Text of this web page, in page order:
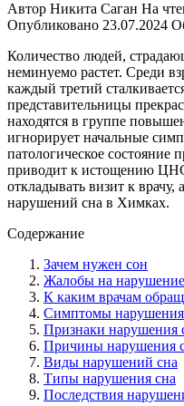
Автор Никита Саган На
Опубликовано 23.07.2024
Количество людей,
неминуемо растет. Среди
каждый третий
представительницы
находятся в группе
игнорирует начальные
патологическое состояние
приводит к истощению
откладывать визит к врачу,
нарушений сна в Химках.
Содержание
Зачем нужен сон
Жалобы на
К каким врачам
Симптомы нарушения
Признаки нарушения
Причины нарушения
Виды нарушений сна
Типы нарушения сна
Последствия